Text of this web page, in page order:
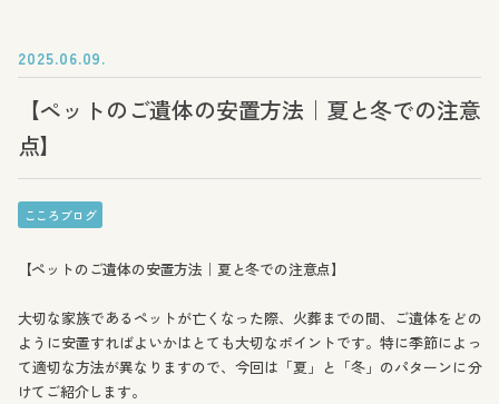
2025.06.09.
【ペットのご遺体の安置方法｜夏と冬での注意
点】
こころブログ
【ペットのご遺体の安置方法｜夏と冬での注意点】
大切な家族であるペットが亡くなった際、火葬までの間、ご遺体をどの
ように安置すればよいかはとても大切なポイントです。特に季節によっ
て適切な方法が異なりますので、今回は「夏」と「冬」のパターンに分
けてご紹介します。